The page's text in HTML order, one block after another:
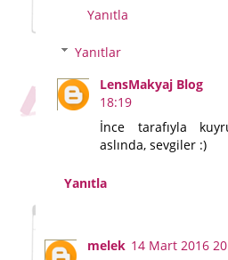
Yanıtla
Yanıtlar
LensMakyaj Blog
18:19
İnce tarafıyla
aslında, sevgiler :)
Yanıtla
melek 14 Mart 2016